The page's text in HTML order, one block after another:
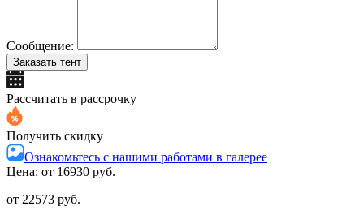
Сообщение:
Заказать тент
Рассчитать в рассрочку
Получить скидку
Ознакомьтесь с нашими работами в галерее
Цена: от 16930 руб.
от 22573 руб.